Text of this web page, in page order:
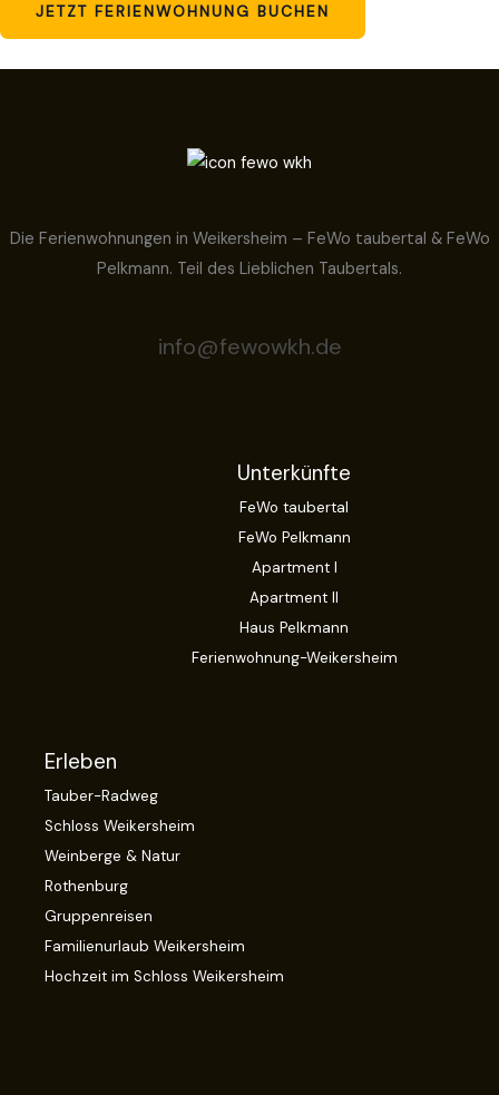
JETZT FERIENWOHNUNG BUCHEN
Die Ferienwohnungen in Weikersheim – FeWo taubertal & FeWo
Pelkmann. Teil des Lieblichen Taubertals.
info@fewowkh.de
Unterkünfte
FeWo taubertal
FeWo Pelkmann
Apartment I
Apartment II
Haus Pelkmann
Ferienwohnung-Weikersheim
Erleben
Tauber-Radweg
Schloss Weikersheim
Weinberge & Natur
Rothenburg
Gruppenreisen
Familienurlaub Weikersheim
Hochzeit im Schloss Weikersheim